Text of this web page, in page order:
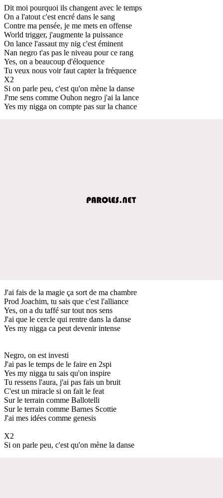
Dit moi pourquoi ils changent avec le temps
On a l'atout c'est encré dans le sang
Contre ma pensée, je me mets en offense
World trigger, j'augmente la puissance
On lance l'assaut my nig c'est éminent
Nan negro t'as pas le niveau pour ce rang
Yes, on a beaucoup d'éloquence
Tu veux nous voir faut capter la fréquence
X2
Si on parle peu, c'est qu'on mène la danse
J'me sens comme Ouhon negro j'ai la lance
Yes my nigga on compte pas sur la chance
J'ai fais de la magie ça sort de ma chambre
Prod Joachim, tu sais que c'est l'alliance
Yes, on a du taffé sur tout nos sens
J'ai que le cercle qui rentre dans la danse
Yes my nigga ca peut devenir intense
Negro, on est investi
J'ai pas le temps de le faire en 2spi
Yes my nigga tu sais qu'on inspire
Tu ressens l'aura, j'ai pas fais un bruit
C'est un miracle si on fait le feat
Sur le terrain comme Ballotelli
Sur le terrain comme Barnes Scottie
J'ai mes idées comme genesis
X2
Si on parle peu, c'est qu'on mène la danse